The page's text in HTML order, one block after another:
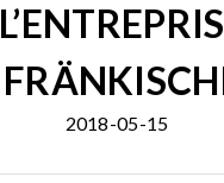
2018-05-15